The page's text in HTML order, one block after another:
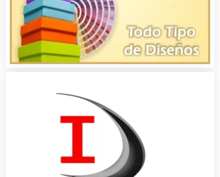
Artículos Personales
Artículos Publicitarios
Asesores Técnicos